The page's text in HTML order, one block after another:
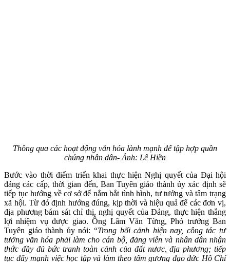
Thông qua các hoạt động văn hóa lành mạnh để tập hợp quần
chúng nhân dân- Ảnh: Lê Hiền
Bước vào thời điểm triển khai thực hiện Nghị quyết của Đại hội
đảng các cấp, thời gian đến, Ban Tuyên giáo thành ủy xác định sẽ
tiếp tục hướng về cơ sở để nắm bắt tình hình, tư tưởng và tâm trạng
xã hội. Từ đó định hướng đúng, kịp thời và hiệu quả để các đơn vị,
địa phương bám sát chỉ thị, nghị quyết của Đảng, thực hiện thắng
lợi nhiệm vụ được giao. Ông Lâm Văn Từng, Phó trưởng Ban
Tuyên giáo thành ủy nói: “Trong bối cảnh hiện nay, công tác tư
tưởng văn hóa phải làm cho cán bộ, đảng viên và nhân dân nhận
thức đầy đủ bức tranh toàn cảnh của đất nươc, địa phương; tiếp
tục đẩy mạnh việc học tập và làm theo tấm gương đạo đức Hồ Chí